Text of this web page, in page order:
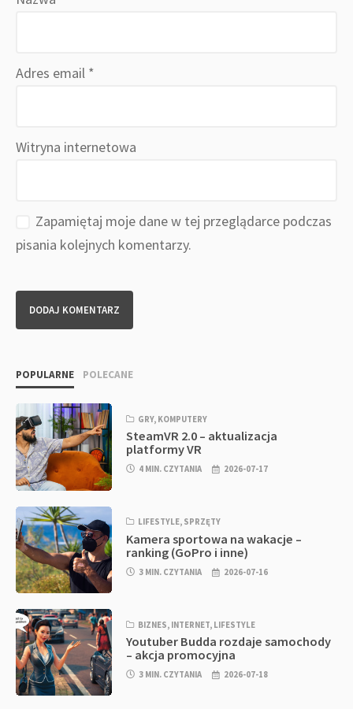
Adres email *
Witryna internetowa
Zapamiętaj moje dane w tej przeglądarce podczas
pisania kolejnych komentarzy.
POPULARNE POLECANE
GRY, KOMPUTERY
SteamVR 2.0 – aktualizacja
platformy VR
4 MIN. CZYTANIA 2026-07-17
LIFESTYLE, SPRZĘTY
Kamera sportowa na wakacje –
ranking (GoPro i inne)
3 MIN. CZYTANIA 2026-07-16
BIZNES, INTERNET, LIFESTYLE
Youtuber Budda rozdaje samochody
– akcja promocyjna
3 MIN. CZYTANIA 2026-07-18